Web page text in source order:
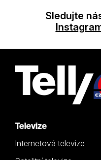
Sledujte
Televize
Internetová televize